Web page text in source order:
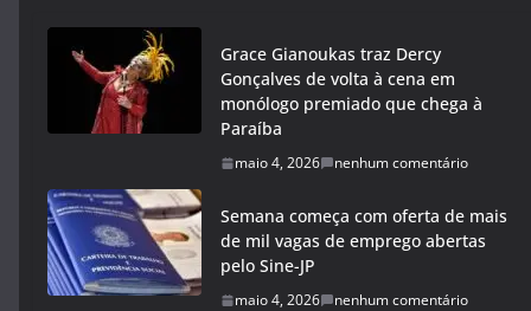
Grace Gianoukas traz Dercy
Gonçalves de volta à cena em
monólogo premiado que chega à
Paraíba
maio 4, 2026 nenhum comentário
Semana começa com oferta de mais
de mil vagas de emprego abertas
pelo Sine-JP
maio 4, 2026 nenhum comentário